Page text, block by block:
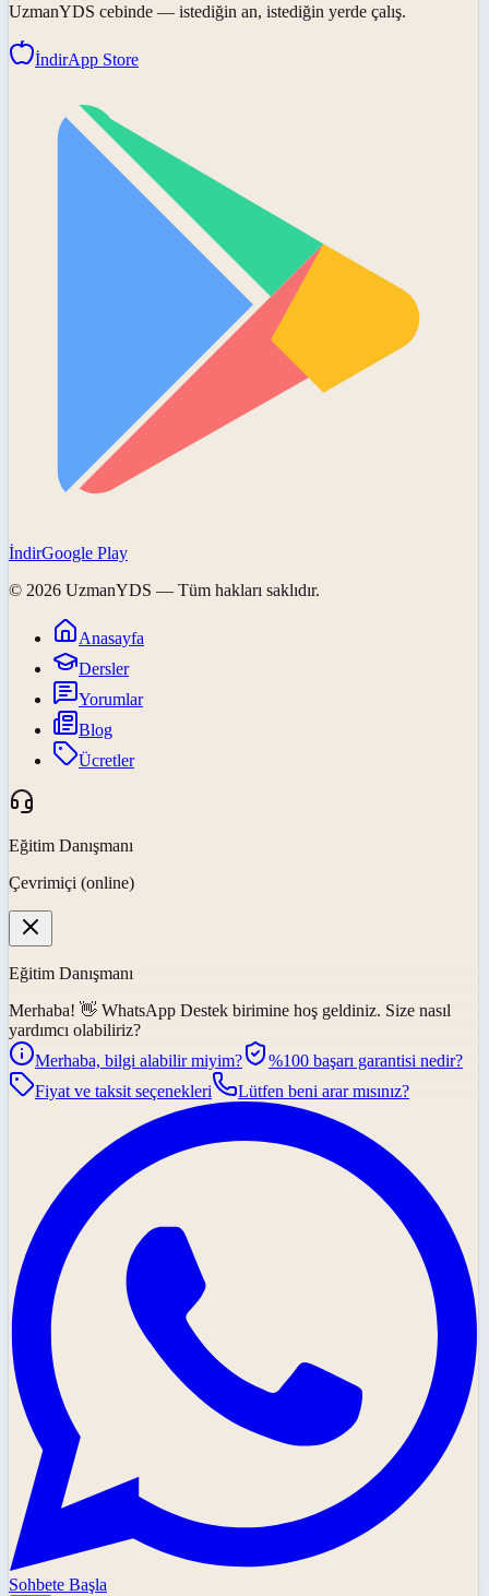
UzmanYDS cebinde — istediğin an, istediğin yerde çalış.
İndirApp Store
İndirGoogle Play
© 2026 UzmanYDS — Tüm hakları saklıdır.
Anasayfa
Dersler
Yorumlar
Blog
Ücretler
Eğitim Danışmanı
Çevrimiçi (online)
Eğitim Danışmanı
Merhaba! 👋 WhatsApp Destek birimine hoş geldiniz. Size nasıl
yardımcı olabiliriz?
Merhaba, bilgi alabilir miyim?
%100 başarı garantisi nedir?
Fiyat ve taksit seçenekleri
Lütfen beni arar mısınız?
Sohbete Başla